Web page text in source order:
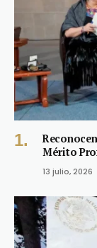
Mérito
13 julio, 2026